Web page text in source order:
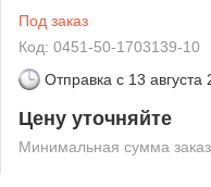
Под заказ
Код: 0451-50-1703139-10
Отправка с 13 августа
Цену уточняйте
Минимальная сумма